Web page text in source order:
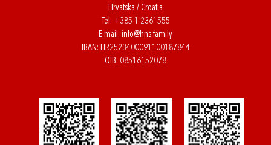
Hrvatska / Croatia
Tel: +385 1 2361555
E-mail: info@hns.family
IBAN: HR2523400091100187844
OIB: 08516152078